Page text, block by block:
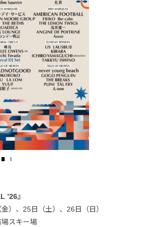
’26』
）、25日（土）、26日（日）
スキー場